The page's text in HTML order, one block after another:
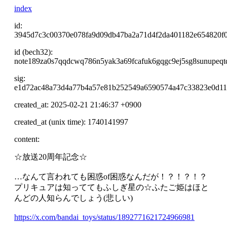
index
id:
id (bech32):
sig:
created_at: 2025-02-21 21:46:37 +0900
created_at (unix time): 1740141997
content:
☆放送20周年記念☆
…なんて言われても困惑of困惑なんだが！？！？！？
プリキュアは知っててもふしぎ星の☆ふたご姫はほと
んどの人知らんでしょう(悲しい)
https://x.com/bandai_toys/status/1892771621724966981